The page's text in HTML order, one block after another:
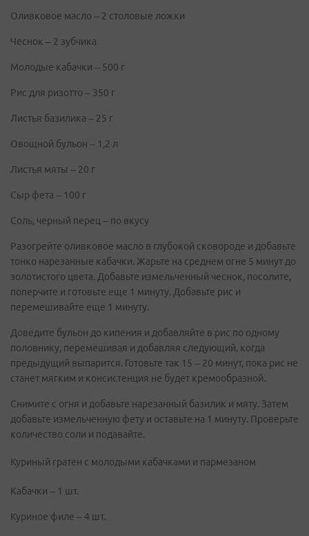
Оливковое масло – 2 столовые ложки
Чеснок – 2 зубчика
Молодые кабачки – 500 г
Рис для ризотто – 350 г
Листья базилика – 25 г
Овощной бульон – 1,2 л
Листья мяты – 20 г
Сыр фета – 100 г
Соль, черный перец – по вкусу
Разогрейте оливковое масло в глубокой сковороде и добавьте
тонко нарезанные кабачки. Жарьте на среднем огне 5 минут до
золотистого цвета. Добавьте измельченный чеснок, посолите,
поперчите и готовьте еще 1 минуту. Добавьте рис и
перемешивайте еще 1 минуту.
Доведите бульон до кипения и добавляйте в рис по одному
половнику, перемешивая и добавляя следующий, когда
предыдущий выпарится. Готовьте так 15 – 20 минут, пока рис не
станет мягким и консистенция не будет кремообразной.
Снимите с огня и добавьте нарезанный базилик и мяту. Затем
добавьте измельченную фету и оставьте на 1 минуту. Проверьте
количество соли и подавайте.
Куриный гратен с молодыми кабачками и пармезаном
Кабачки – 1 шт.
Куриное филе – 4 шт.